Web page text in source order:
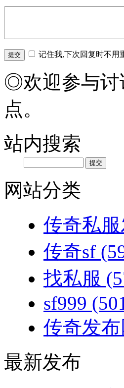
记住我,下次回复时不用
◎欢迎参与讨
点。
站内搜索
网站分类
传奇私服
传奇sf
找私服
sf999
传奇发
最新发布